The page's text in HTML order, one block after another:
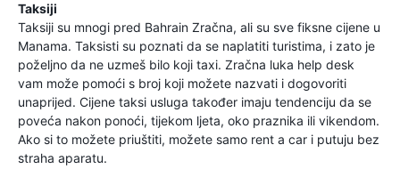
Taksiji
Taksiji su mnogi pred Bahrain Zračna, ali su sve fiksne cijene u
Manama. Taksisti su poznati da se naplatiti turistima, i zato je
poželjno da ne uzmeš bilo koji taxi. Zračna luka help desk
vam može pomoći s broj koji možete nazvati i dogovoriti
unaprijed. Cijene taksi usluga također imaju tendenciju da se
poveća nakon ponoći, tijekom ljeta, oko praznika ili vikendom.
Ako si to možete priuštiti, možete samo rent a car i putuju bez
straha aparatu.